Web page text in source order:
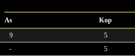
As Kop
9 5
- 5